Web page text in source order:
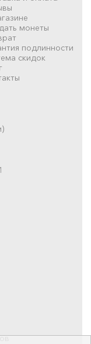
монеты
подлинности
скидок